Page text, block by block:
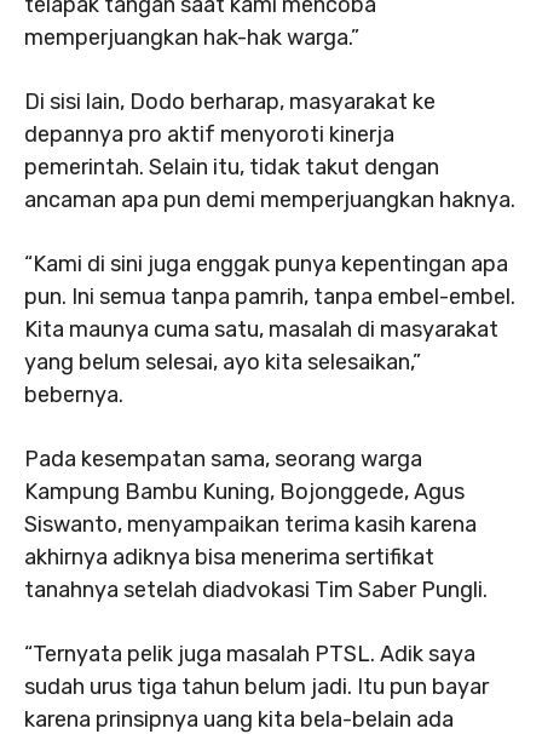
memperjuangkan hak-hak warga.”
Di sisi lain, Dodo berharap, masyarakat ke
depannya pro aktif menyoroti kinerja
pemerintah. Selain itu, tidak takut dengan
ancaman apa pun demi memperjuangkan haknya.
“Kami di sini juga enggak punya kepentingan apa
pun. Ini semua tanpa pamrih, tanpa embel-embel.
Kita maunya cuma satu, masalah di masyarakat
yang belum selesai, ayo kita selesaikan,”
bebernya.
Pada kesempatan sama, seorang warga
Kampung Bambu Kuning, Bojonggede, Agus
Siswanto, menyampaikan terima kasih karena
akhirnya adiknya bisa menerima sertifikat
tanahnya setelah diadvokasi Tim Saber Pungli.
“Ternyata pelik juga masalah PTSL. Adik saya
sudah urus tiga tahun belum jadi. Itu pun bayar
karena prinsipnya uang kita bela-belain ada